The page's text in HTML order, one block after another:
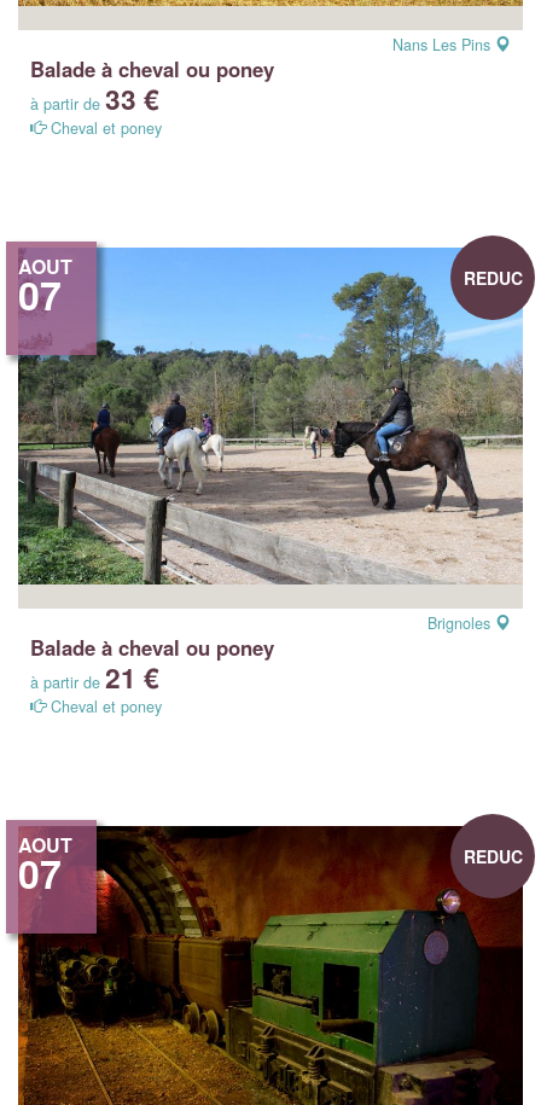
Nans Les Pins
Balade à cheval ou poney
à partir de 33 €
Cheval et poney
Brignoles
Balade à cheval ou poney
à partir de 21 €
Cheval et poney
AOUT
07 REDUC
AOUT
07 REDUC